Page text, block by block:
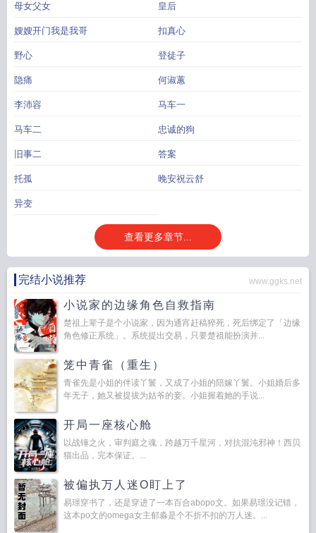
母女父女 皇后
嫂嫂开门我是我哥 扣真心
野心 登徒子
隐痛 何淑蕙
李沛容 马车一
马车二 忠诚的狗
旧事二 答案
托孤 晚安祝云舒
异变
查看更多章节...
完结小说推荐 www.ggks.net
小说家的边缘角色自救指南
楚祖上辈子是个小说家，因为通宵赶稿猝死，死后绑定了「边缘
角色修正系统」。系统提出交易，只要楚祖能扮演并...
笼中青雀（重生）
青雀先是小姐的伴读丫鬟，又成了小姐的陪嫁丫鬟。小姐婚后多
年无子，她又被提拔为姑爷的妾。小姐握着她的手说...
开局一座核心舱
以战锤之火，审判庭之魂，跨越万千星河，对抗混沌邪神！西贝
猫出品，完本保证。...
被偏执万人迷O盯上了
易璟穿书了，还是穿进了一本百合abopo文。如果易璟没记错，
这本po文的omega女主郁淼是个不折不扣的万人迷。...